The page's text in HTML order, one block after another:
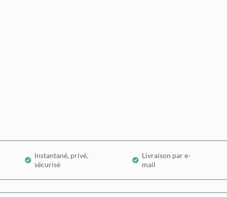
Instantané, privé,
sécurisé
Livraison par e-
mail